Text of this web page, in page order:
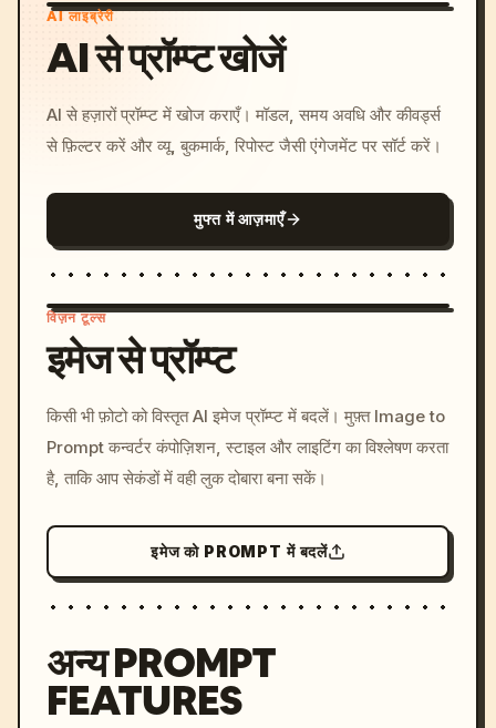
AI लाइब्रेरी
AI से प्रॉम्प्ट खोजें
AI से हज़ारों प्रॉम्प्ट में खोज कराएँ। मॉडल, समय अवधि और कीवर्ड्स
से फ़िल्टर करें और व्यू, बुकमार्क, रिपोस्ट जैसी एंगेजमेंट पर सॉर्ट करें।
मुफ्त में आज़माएँ
c, cyberpunk sunset, neon
colors, 8k --v 6.0
विज़न टूल्स
इमेज से प्रॉम्प्ट
किसी भी फ़ोटो को विस्तृत AI इमेज प्रॉम्प्ट में बदलें। मुफ़्त Image to
Prompt कन्वर्टर कंपोज़िशन, स्टाइल और लाइटिंग का विश्लेषण करता
है, ताकि आप सेकंडों में वही लुक दोबारा बना सकें।
इमेज को PROMPT में बदलें
अन्य PROMPT
FEATURES